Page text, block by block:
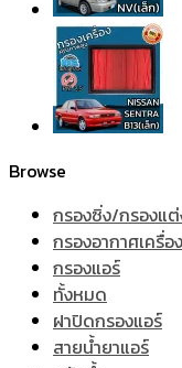
Browse
กรองซิ่ง/กรองแ
กรองอากาศเครื่
กรองแอร์
ทั้งหมด
ฝาปิดกรองแอร์
สายน้ำยาแอร์